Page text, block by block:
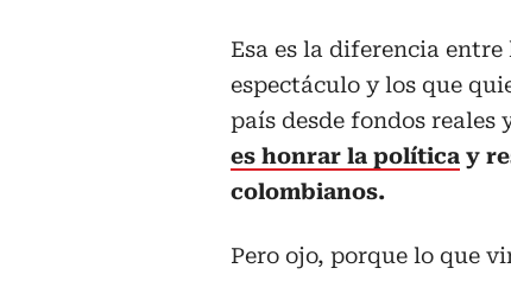
Esa es la diferencia entre
espectáculo y los que
país desde fondos reales
es honrar la política y
colombianos.
Pero ojo, porque lo que